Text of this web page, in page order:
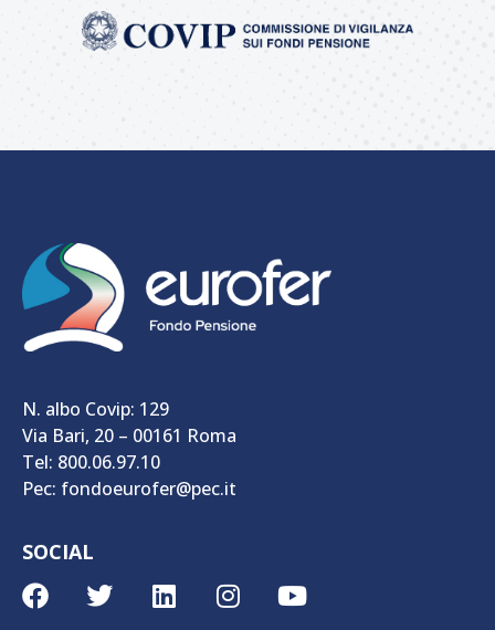
N. albo Covip: 129
Via Bari, 20 – 00161 Roma
Tel: 800.06.97.10
Pec: fondoeurofer@pec.it
SOCIAL